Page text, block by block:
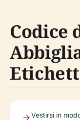
Codice
Vestirsi in